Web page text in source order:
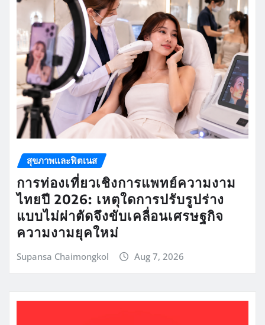
สุขภาพและฟิตเนส
การท่องเที่ยวเชิงการแพทย์ความงาม
ไทยปี 2026: เหตุใดการปรับรูปร่าง
แบบไม่ผ่าตัดจึงขับเคลื่อนเศรษฐกิจ
ความงามยุคใหม่
Supansa Chaimongkol Aug 7, 2026